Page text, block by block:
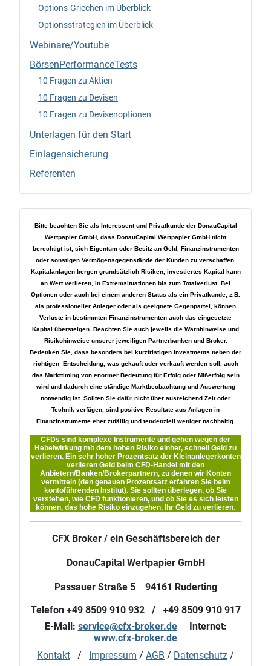
Options-Griechen im Überblick
Optionsstrategien im Überblick
Webinare/Youtube
BörsenPerformanceTests
10 Fragen zu Aktien
10 Fragen zu Devisen
10 Fragen zu Devisenoptionen
Unterlagen für den Start
Einlagensicherung
Referenten
Bitte beachten Sie als Interessent und Privatkunde der DonauCapital
Wertpapier GmbH, dass DonauCapital Wertpapier GmbH nicht
berechtigt ist, sich Eigentum oder Besitz an Geld, Finanzinstrumenten
oder sonstigen Vermögensgegenstände der Kunden zu verschaffen.
Kapitalanlagen bergen grundsätzlich Risiken, investiertes Kapital kann
an Wert verlieren, in Extremsituationen bis zum Totalverlust. Bei
Optionen oder auch bei einem anderen Status als ein Privatkunde, z.B.
als professioneller Anleger oder als geeignete Gegenpartei, können
Verluste in bestimmten Finanzinstrumenten auch das eingesetzte
Kapital übersteigen. Beachten Sie auch jeweils die Warnhinweise und
Risikohinweise unserer jeweiligen Partnerbanken und Broker.
Bedenken Sie, dass besonders bei kurzfristigen Investments neben der
richtigen Entscheidung, was gekauft oder verkauft werden soll, auch
das Markttiming von enormer Bedeutung für Erfolg oder Mißerfolg sein
wird und dadurch eine ständige Marktbeobachtung und Auswertung
notwendig ist. Sollten Sie dafür nicht über ausreichend Zeit oder
Technik verfügen, sind positive Resultate aus Anlagen in
Finanzinstrumente eher zufällig und tendenziell weniger nachhaltig.
CFDs sind komplexe Instrumente und gehen wegen der
Hebelwirkung mit dem hohen Risiko einher, schnell Geld zu
verlieren. Ein sehr hoher Prozentsatz der Kleinanlegerkonten
verlieren Geld beim CFD-Handel mit den
Anbietern/Banken/Brokerpartnern, zu denen wir Konten
vermitteln (den genauen Prozentsatz erfahren Sie beim
kontoführenden Institut). Sie sollten überlegen, ob Sie
verstehen, wie CFD funktionieren, und ob Sie es sich leisten
können, das hohe Risiko einzugehen, Ihr Geld zu verlieren.
CFX Broker / ein Geschäftsbereich der
DonauCapital Wertpapier GmbH
Passauer Straße 5 94161 Ruderting
Telefon +49 8509 910 932 / +49 8509 910 917
E-Mail: service@cfx-broker.deInternet:
www.cfx-broker.de
Kontakt / Impressum / AGB / Datenschutz /